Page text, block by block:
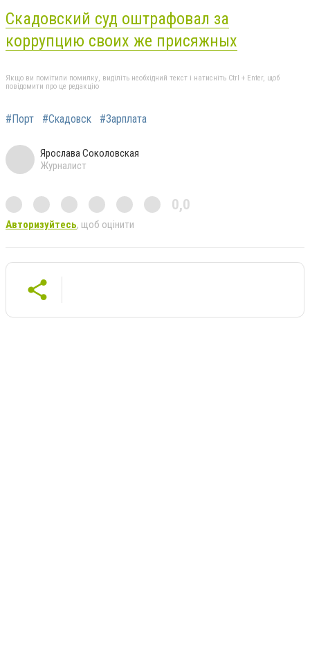
Скадовский суд оштрафовал за
коррупцию своих же присяжных
Якщо ви помітили помилку, виділіть необхідний текст і натисніть Ctrl + Enter, щоб
повідомити про це редакцію
#Порт #Скадовск #Зарплата
Ярослава Соколовская
Журналист
0,0
Авторизуйтесь, щоб оцінити